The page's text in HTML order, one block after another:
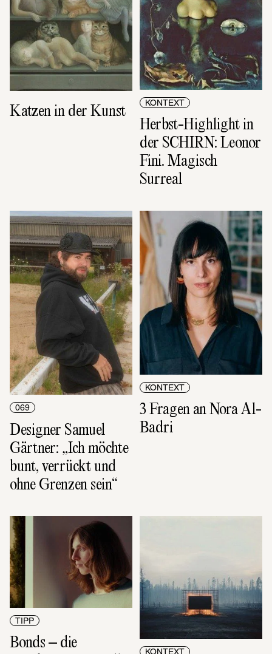
Katzen in der Kunst KONTEXT
Herbst-Highlight in
der SCHIRN: Leonor
Fini. Magisch
Surreal
069
Designer Samuel
Gärtner: „Ich möchte
bunt, verrückt und
ohne Grenzen sein“
KONTEXT
3 Fragen an Nora Al-
Badri
TIPP
Bonds – die
KONTEXT